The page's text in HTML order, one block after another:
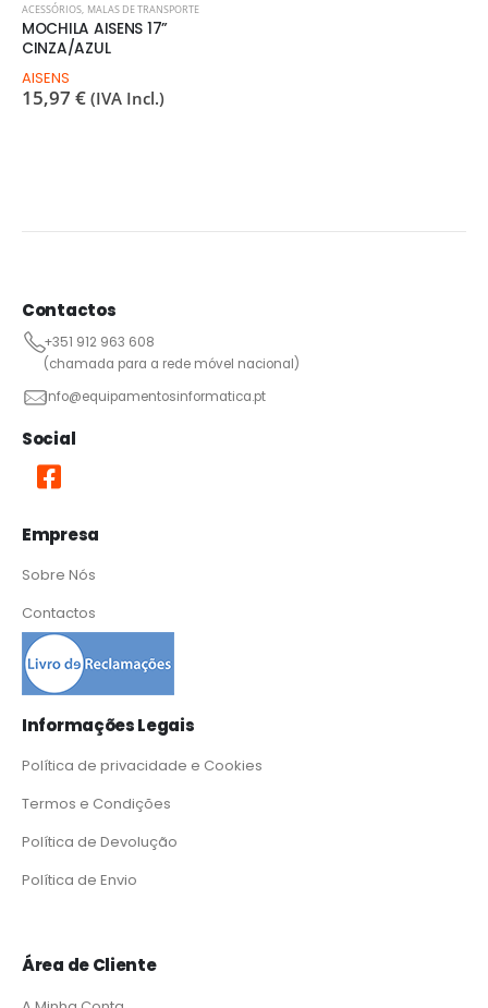
ACESSÓRIOS, MALAS DE TRANSPORTE
MOCHILA AISENS 17”
CINZA/AZUL
AISENS
15,97 € (IVA Incl.)
Contactos
+351 912 963 608
(chamada para a rede móvel nacional)
info@equipamentosinformatica.pt
Social
Empresa
Sobre Nós
Contactos
Informações Legais
Política de privacidade e Cookies
Termos e Condições
Política de Devolução
Política de Envio
Área de Cliente